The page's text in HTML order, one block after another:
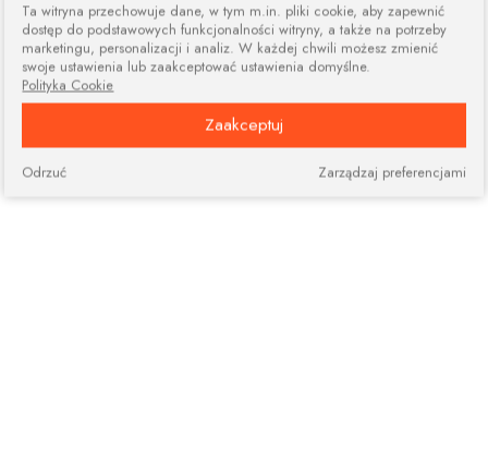
Ta witryna przechowuje dane, w tym m.in. pliki cookie, aby zapewnić
dostęp do podstawowych funkcjonalności witryny, a także na potrzeby
marketingu, personalizacji i analiz. W każdej chwili możesz zmienić
swoje ustawienia lub zaakceptować ustawienia domyślne.
Polityka Cookie
Zaakceptuj
Zarządzaj preferencjami
Odrzuć